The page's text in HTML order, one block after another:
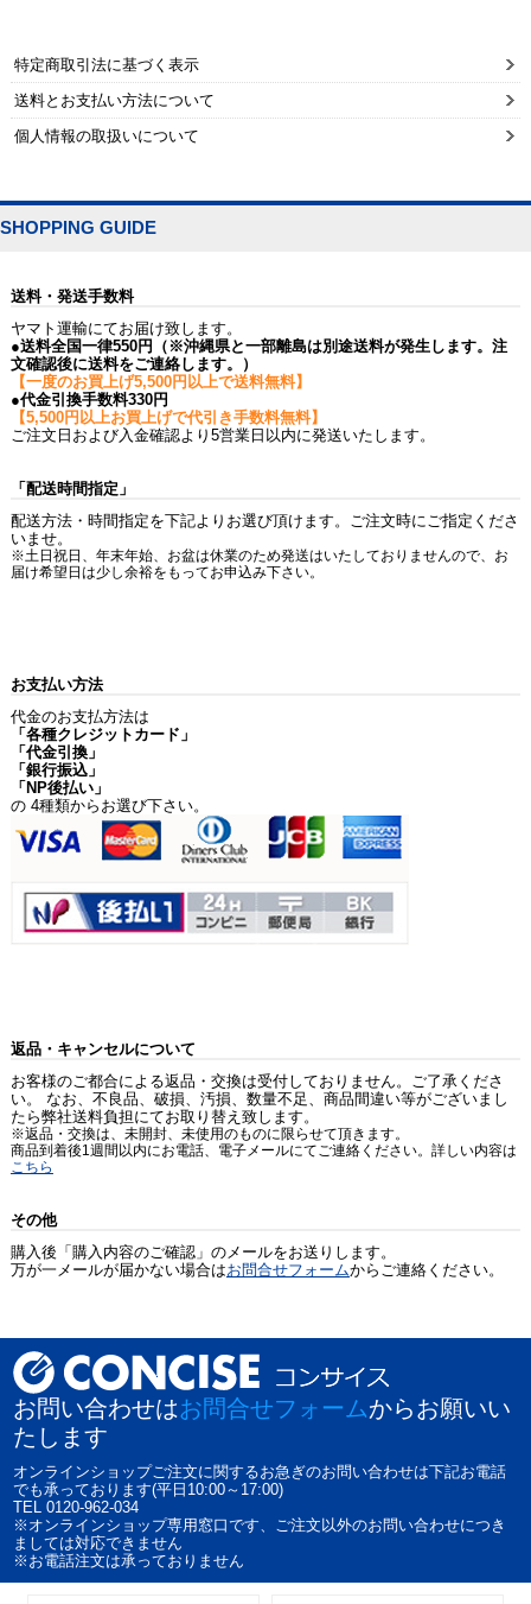
特定商取引法に基づく表示
送料とお支払い方法について
個人情報の取扱いについて
SHOPPING GUIDE
送料・発送手数料
ヤマト運輸にてお届け致します。
●送料全国一律550円（※沖縄県と一部離島は別途送料が発生します。注
文確認後に送料をご連絡します。）
【一度のお買上げ5,500円以上で送料無料】
●代金引換手数料330円
【5,500円以上お買上げで代引き手数料無料】
ご注文日および入金確認より5営業日以内に発送いたします。
「配送時間指定」
配送方法・時間指定を下記よりお選び頂けます。ご注文時にご指定くださ
いませ。
※土日祝日、年末年始、お盆は休業のため発送はいたしておりませんので、お
届け希望日は少し余裕をもってお申込み下さい。
お支払い方法
代金のお支払方法は
「各種クレジットカード」
「代金引換」
「銀行振込」
「NP後払い」
の 4種類からお選び下さい。
返品・キャンセルについて
お客様のご都合による返品・交換は受付しておりません。ご了承くださ
い。 なお、不良品、破損、汚損、数量不足、商品間違い等がございまし
たら弊社送料負担にてお取り替え致します。
※返品・交換は、未開封、未使用のものに限らせて頂きます。
商品到着後1週間以内にお電話、電子メールにてご連絡ください。詳しい内容は
こちら
その他
購入後「購入内容のご確認」のメールをお送りします。
万が一メールが届かない場合はお問合せフォームからご連絡ください。
お問い合わせはお問合せフォームからお願いい
たします
オンラインショップご注文に関するお急ぎのお問い合わせは下記お電話
でも承っております(平日10:00～17:00)
TEL 0120-962-034
※オンラインショップ専用窓口です、ご注文以外のお問い合わせにつき
ましては対応できません
※お電話注文は承っておりません